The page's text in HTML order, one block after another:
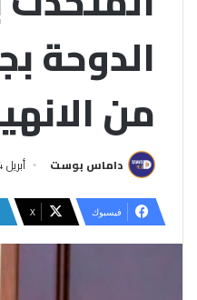
الدوحة
من
داماس بوست أبريل 24, 2024
فيسبوك ‫X